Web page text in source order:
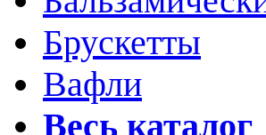
Брускетты
Вафли
Весь каталог